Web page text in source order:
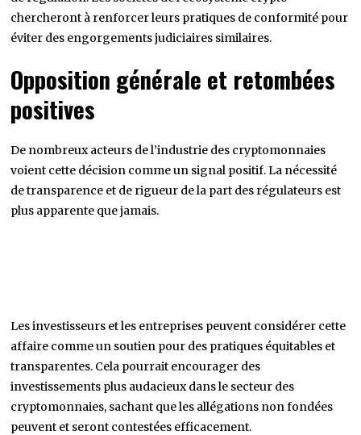
chercheront à renforcer leurs pratiques de conformité pour
éviter des engorgements judiciaires similaires.
Opposition générale et retombées
positives
De nombreux acteurs de l’industrie des cryptomonnaies
voient cette décision comme un signal positif. La nécessité
de transparence et de rigueur de la part des régulateurs est
plus apparente que jamais.
Les investisseurs et les entreprises peuvent considérer cette
affaire comme un soutien pour des pratiques équitables et
transparentes. Cela pourrait encourager des
investissements plus audacieux dans le secteur des
cryptomonnaies, sachant que les allégations non fondées
peuvent et seront contestées efficacement.